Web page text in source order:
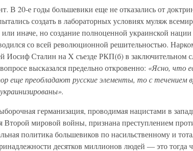
В 20-е годы большевики еще не отказались от
создать в лабораторных условиях муляж
иначе, но создание полноценной украинской нации
со всей революционной решительностью.
Иосиф Сталин на X съезде РКП(б) в заключительном
высказался предельно откровенно: «Ясно, что
еще преобладают русские элементы, то с течением
германизация, проводимая нацистами в
мировой войны, признана преступлением
политика большевиков по насильственному и
десятков миллионов людей — это тогда